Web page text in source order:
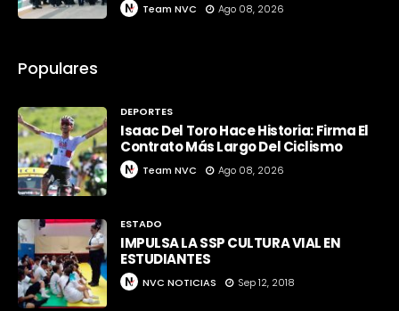
Team NVC Ago 08, 2026
Populares
DEPORTES
Isaac Del Toro Hace Historia: Firma El
Contrato Más Largo Del Ciclismo
Team NVC Ago 08, 2026
ESTADO
IMPULSA LA SSP CULTURA VIAL EN
ESTUDIANTES
NVC NOTICIAS Sep 12, 2018